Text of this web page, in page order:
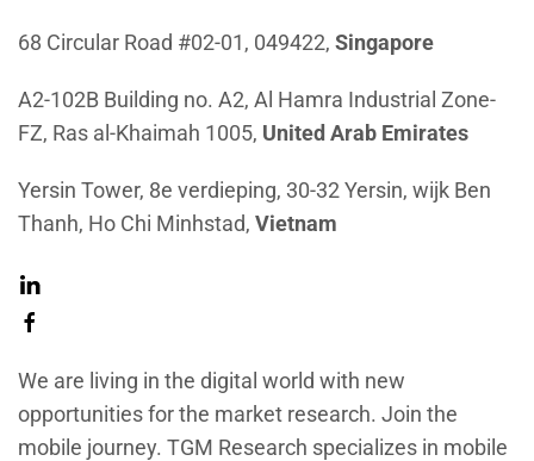
68 Circular Road #02-01, 049422, Singapore
A2-102B Building no. A2, Al Hamra Industrial Zone-
FZ, Ras al-Khaimah 1005, United Arab Emirates
Yersin Tower, 8e verdieping, 30-32 Yersin, wijk Ben
Thanh, Ho Chi Minhstad, Vietnam
We are living in the digital world with new
opportunities for the market research. Join the
mobile journey. TGM Research specializes in mobile